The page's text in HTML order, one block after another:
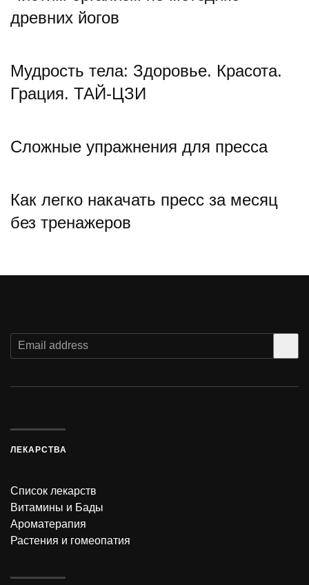
древних йогов
Мудрость тела: Здоровье. Красота.
Грация. ТАЙ-ЦЗИ
Сложные упражнения для пресса
Как легко накачать пресс за месяц
без тренажеров
ЛЕКАРСТВА
Список лекарств
Витамины и Бады
Ароматерапия
Растения и гомеопатия